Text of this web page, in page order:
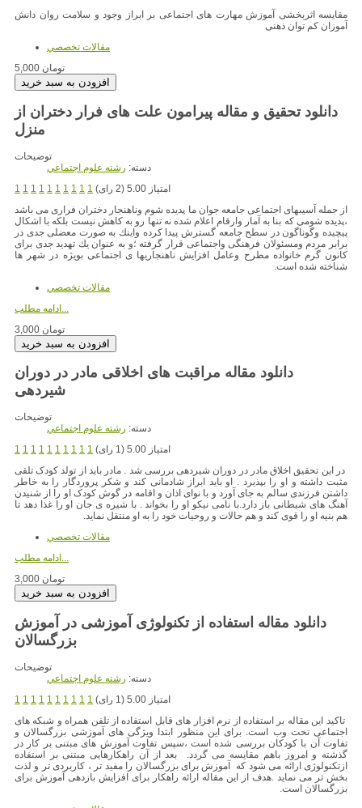
مقایسه اثربخشی آموزش مهارت های اجتماعی بر ابراز وجود و سلامت روان دانش
آموزان کم توان ذهنی
مقالات تخصصي
5,000 تومان
دانلود تحقیق و مقاله پیرامون علت های فرار دختران از
منزل
توضیحات
دسته: رشته علوم اجتماعي
1 1 1 1 1 1 1 1 1 1
امتیاز 5.00 (2 رای)
از جمله آسیبهای اجتماعی جامعه جوان ما پدیده شوم وناهنجار دختران فراری می باشد
،پدیده شومی كه بنا به آمار وارقام اعلام شده نه تنها رو به كاهش نیست بلكه با اشكال
پیچیده وگوناگون در سطح جامعه گسترش پیدا كرده واینك به صورت معضلی جدی در
برابر مردم ومسئولان فرهنگی واجتماعی قرار گرفته ؛و به عنوان یك تهدید جدی برای
كانون گرم خانواده مطرح وعامل افزایش ناهنجاریها ی اجتماعی بوی‍ژه در شهر ها
شناخته شده است.
مقالات تخصصي
3,000 تومان
دانلود مقاله مراقبت های اخلاقی مادر در دوران
شیردهی
توضیحات
دسته: رشته علوم اجتماعي
1 1 1 1 1 1 1 1 1 1
امتیاز 5.00 (1 رای)
در این تحقیق اخلاق مادر در دوران شیردهی بررسی شد . مادر باید از تولد کودک تلقی
مثبت داشته و او را بپذیرد . او باید ابراز شادمانی کند و شکر پروردگار را به خاطر
داشتن فرزندی سالم به جای آورد و با نوای اذان و اقامه در گوش کودک او را از شنیدن
آهنگ های شیطانی باز دارد.با نامی نیکو او را بخواند . با شیره ی جان او را غذا دهد تا
هم بنیه او را قوی کند و هم حالات و روحیات خود را به او منتقل نماید.
مقالات تخصصي
ادامه مطلب...
3,000 تومان
دانلود مقاله استفاده از تکنولوژی آموزشی در آموزش
بزرگسالان
توضیحات
دسته: رشته علوم اجتماعي
1 1 1 1 1 1 1 1 1 1
امتیاز 5.00 (1 رای)
تاکید این مقاله بر استفاده از نرم افزار های قابل استفاده از تلفن همراه و شبکه های
اجتماعی تحت وب است. برای این منظور ابتدا ویژگی های آموزشی بزرگسالان و
تفاوت آن با کودکان بررسی شده است ،سپس تفاوت آموزش های مبتنی بر کار در
گذشته و امروز باهم مقایسه می گردد. بعد از آن راهکارهایی مبتنی بر استفاده
ازتکنولوژی ارائه می شود که آموزش برای بزرگسالان را مفید تر ، کاربردی تر و لذت
بخش تر می نماید .هدف از این مقاله ارائه راهکار برای افزایش بازدهی آموزش برای
بزرگسالان است.